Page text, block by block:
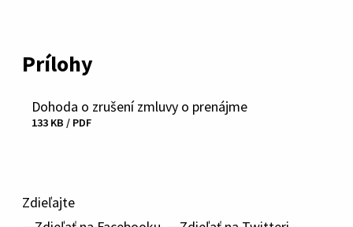
Prílohy
Stiahnuť
Dohoda o zrušení zmluvy o prenájme
133 KB / PDF
Zdieľajte